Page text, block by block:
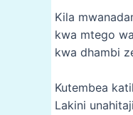
Kila
kwa mtego
kwa dhambi
Kutembea
Lakini